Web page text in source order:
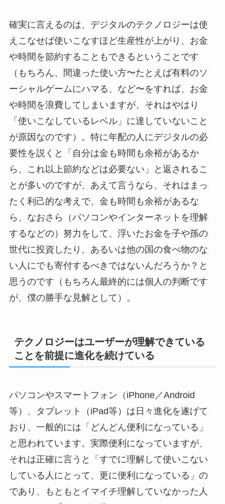
確実に言えるのは、デジタルのテクノロジーは使
えこなせば使いこなすほど生産性が上がり、お金
や時間を節約することもできるということです
（もちろん、間違った使い方〜たとえば有料のソ
ーシャルゲームにハマる、など〜をすれば、お金
や時間を浪費してしまいますが、それはやはり
「使いこなしているレベル」に達していないこと
が原因なのです）。特に年配の人にデジタルの必
要性を説くと「自分は金も時間も余裕があるか
ら、これ以上節約などは必要ない」と返されるこ
とが多いのですが、あえて言うなら、それはまっ
たく利己的な考えで、金も時間も余裕があるな
ら、なおさら（パソコンやインターネットを理解
するなどの）努力をして、浮いたお金を子や孫の
世代に投資したり、あるいは他の国の食べ物のな
い人にでも寄付するべきではないんだろうか？と
思うのです（もちろん最終的には個人の判断です
が、僕の勝手な見解として）。
テクノロジーはユーザーが理解できている
ことを前提に進化を続けている
パソコンやスマートフォン（iPhone／Android
等）、タブレット（iPad等）は日々進化を遂げて
おり、一般的には「どんどん便利になっている」
と思われています。実際便利になっていますが、
それは正確に言うと「すでに理解して使いこない
している人にとって、更に便利になっている」の
であり、もともとイマイチ理解していなかった人